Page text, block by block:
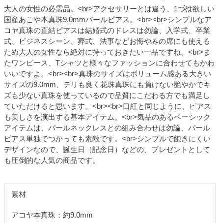
大人の女性の必需品。<br>アクセサリーとは違う、1つは欲しい
国産あこや本真珠9.0mmパールピアス。<br><br>シンプルなア
コヤ真珠の直結ピアスは結婚式のドレスは勿論、入学式、卒業
式、ビジネスシーン、葬式、法事などお悔やみの席にも使える
ため大人の女性なら絶対に持っておきたい一品ですね。<br>ま
たワンピース、Tシャツと様々なファッションに合わせてもかわ
いいですよ。<br><br>真珠のサイズはボリューム感ある大きい
サイズの9.0mm、テリも良く花珠真珠にも負けない艶やかでキ
ズも少ない真珠を使っているので品質にこだわる方でも満足し
ていただけると思います。<br><br>口紅と同じように、ピアス
も美しさを演出する基本アイテム。<br>気品のあるベーシック
アイテムは、パールネックレスとの組み合わせは勿論、パール
ピアス単独でつかっても素敵です。<br>シンプルで飽きにくい
デザインなので、誕生日（記念日）などの、プレゼントとして
も圧倒的な人気の商品です。
素材
アコヤ本真珠：約9.0mm